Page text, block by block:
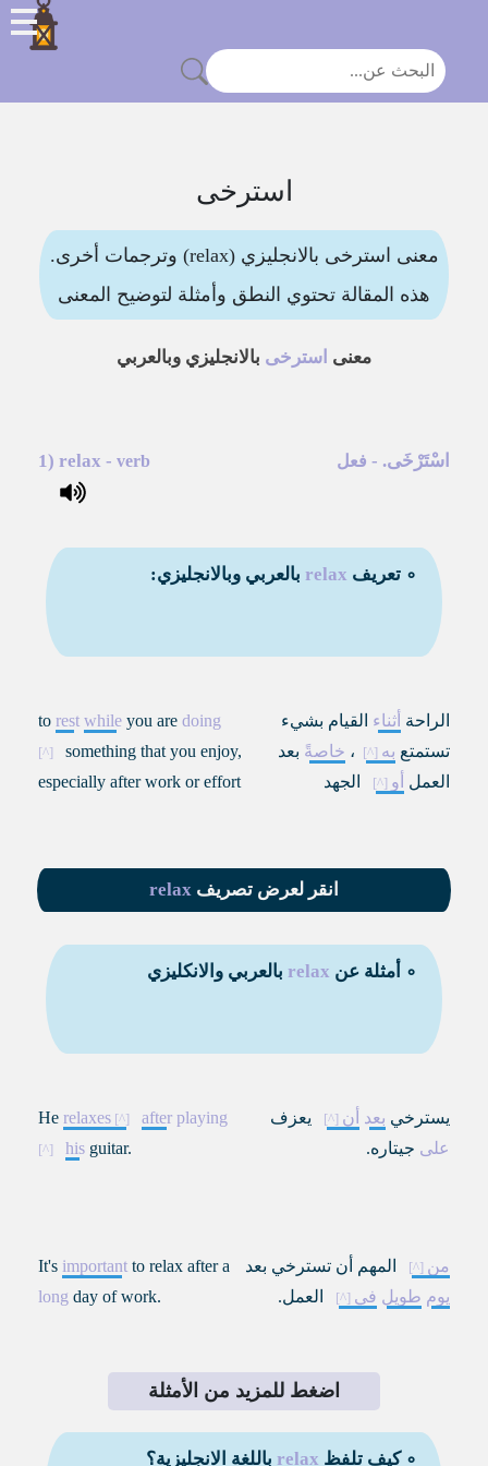
استرخى
معنى استرخى بالانجليزي (relax) وترجمات أخرى.
هذه المقالة تحتوي النطق وأمثلة لتوضيح المعنى
معنى استرخى بالانجليزي وبالعربي
اسْتَرْخَى.
- فعل 1) relax - verb
∘ تعريف relax بالعربي وبالانجليزي:
الراحة أثناء القيام بشيء
تستمتع به ، خاصةً بعد
العمل أو الجهد
to rest while you are doing
something that you enjoy,
especially after work or effort
انقر لعرض تصريف relax
∘ أمثلة عن relax بالعربي والانكليزي
يسترخي بعد أن
يعزف
على جيتاره.
He relaxes after playing
his guitar.
من
المهم أن تسترخي بعد
يوم طويل في العمل.
It's important to relax after a
long day of work.
اضغط للمزيد من الأمثلة
∘ كيف تلفظ relax باللغة الانجليزية؟